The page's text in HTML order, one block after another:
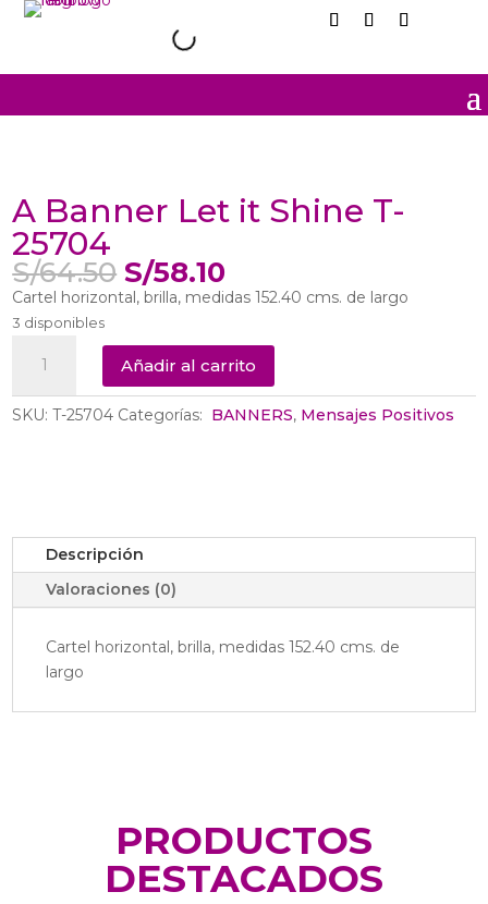
Sale
A Banner Let it Shine T-
25704
S/64.50 El
precio
era:
S/64.50.
S/58.10
precio
es:
S/58.10.
Cartel horizontal, brilla, medidas 152.40 cms. de largo
3 disponibles
Banner
Let
it
Añadir al carrito
SKU:T-25704 Categorías: ‎ BANNERS, Mensajes Positivos
Descripción
Valoraciones (0)
Cartel horizontal, brilla, medidas 152.40 cms. de
largo
PRODUCTOS
DESTACADOS